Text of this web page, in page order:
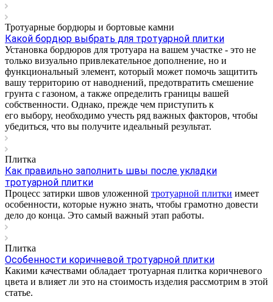
Тротуарные бордюры и бортовые камни
Какой бордюр выбрать для тротуарной плитки
Установка бордюров для тротуара на вашем участке - это не
только визуально привлекательное дополнение, но и
функциональный элемент, который может помочь защитить
вашу территорию от наводнений, предотвратить смешение
грунта с газоном, а также определить границы вашей
собственности. Однако, прежде чем приступить к
его выбору, необходимо учесть ряд важных факторов, чтобы
убедиться, что вы получите идеальный результат.
Плитка
Как правильно заполнить швы после укладки
тротуарной плитки
Процесс затирки швов уложенной тротуарной плитки имеет
особенности, которые нужно знать, чтобы грамотно довести
дело до конца. Это самый важный этап работы.
Плитка
Особенности коричневой тротуарной плитки
Какими качествами обладает тротуарная плитка коричневого
цвета и влияет ли это на стоимость изделия рассмотрим в этой
статье.